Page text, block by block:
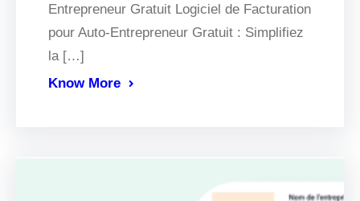
Entrepreneur Gratuit Logiciel de Facturation
pour Auto-Entrepreneur Gratuit : Simplifiez
la […]
Know More